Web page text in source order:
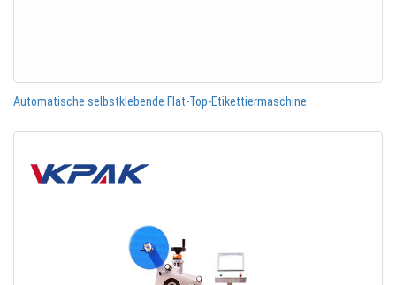
Automatische selbstklebende Flat-Top-Etikettiermaschine